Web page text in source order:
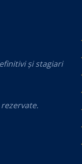
și stagiari